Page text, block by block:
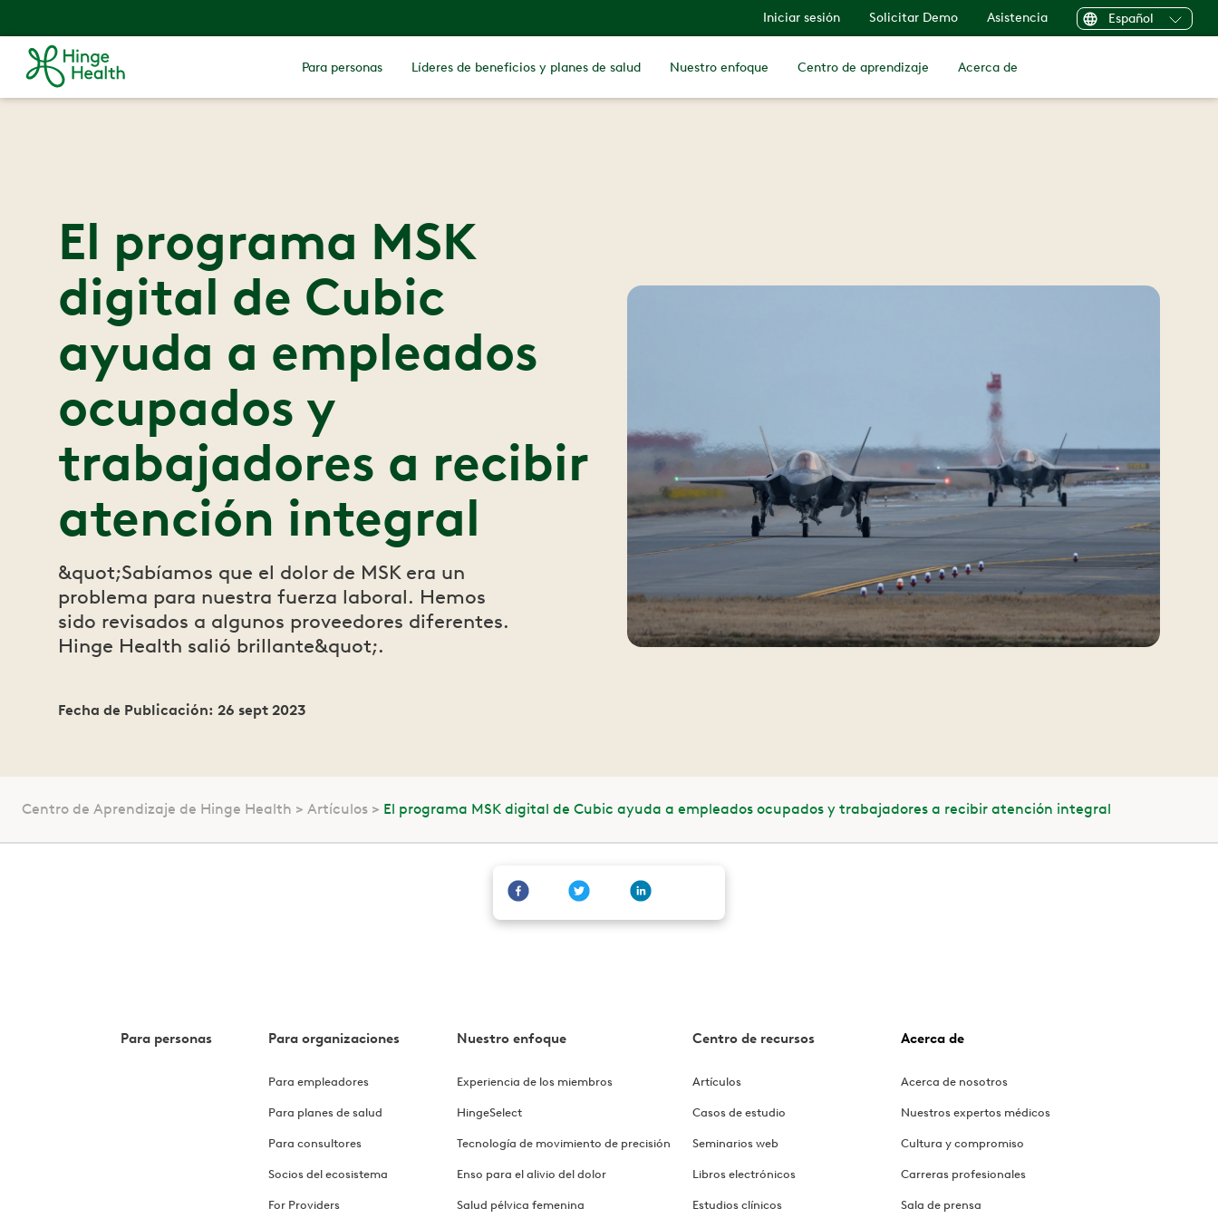
Iniciar sesión Solicitar Demo Asistencia Español
Para personas Líderes de beneficios y planes de salud Nuestro enfoque Centro de aprendizaje Acerca de
El programa MSK
digital de Cubic
ayuda a empleados
ocupados y
trabajadores a recibir
atención integral
&quot;Sabíamos que el dolor de MSK era un
problema para nuestra fuerza laboral. Hemos
sido revisados a algunos proveedores diferentes.
Hinge Health salió brillante&quot;.
Fecha de Publicación: 26 sept 2023
Centro de Aprendizaje de Hinge Health Artículos El programa MSK digital de Cubic ayuda a empleados ocupados y trabajadores a recibir atención integral
Para personas Para organizaciones
Para empleadores
Para planes de salud
Para consultores
Socios del ecosistema
For Providers
Nuestro enfoque
Experiencia de los miembros
HingeSelect
Tecnología de movimiento de precisión
Enso para el alivio del dolor
Salud pélvica femenina
Centro de recursos
Artículos
Casos de estudio
Seminarios web
Libros electrónicos
Estudios clínicos
Acerca de
Acerca de nosotros
Nuestros expertos médicos
Cultura y compromiso
Carreras profesionales
Sala de prensa